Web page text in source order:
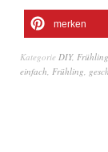
merken
Kategorie DIY, Frühling
einfach, Frühling,